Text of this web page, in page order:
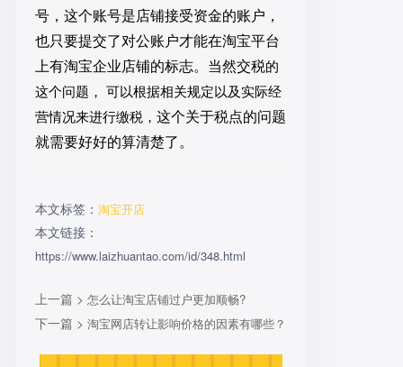
号，这个账号是店铺接受资金的账户，
也只要提交了对公账户才能在淘宝平台
上有淘宝企业店铺的标志。当然交税的
这个问题，
可以根据相关规定以及实际经
营情况来进行缴税， 这个关于税点的问题
就需要好好的算清楚了 。
本文标签： 淘宝开店
本文链接：
https://www.laizhuantao.com/id/348.html
上一篇 > 怎么让淘宝店铺过户更加顺畅?
下一篇 > 淘宝网店转让影响价格的因素有哪些？